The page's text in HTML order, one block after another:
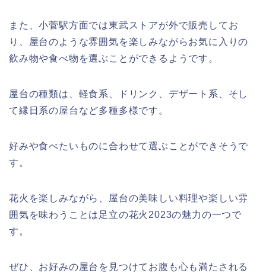
また、小菅駅方面では東武ストアが外で販売してお
り、屋台のような雰囲気を楽しみながらお気に入りの
飲み物や食べ物を選ぶことができるようです。
屋台の種類は、軽食系、ドリンク、デザート系、そし
て縁日系の屋台など多種多様です。
好みや食べたいものに合わせて選ぶことができそうで
す。
花火を楽しみながら、屋台の美味しい料理や楽しい雰
囲気を味わうことは足立の花火2023の魅力の一つで
す。
ぜひ、お好みの屋台を見つけてお腹も心も満たされる